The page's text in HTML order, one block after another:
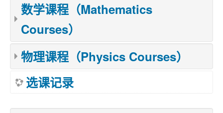
数学课程（Mathematics
Courses）
物理课程（Physics Courses）
选课记录